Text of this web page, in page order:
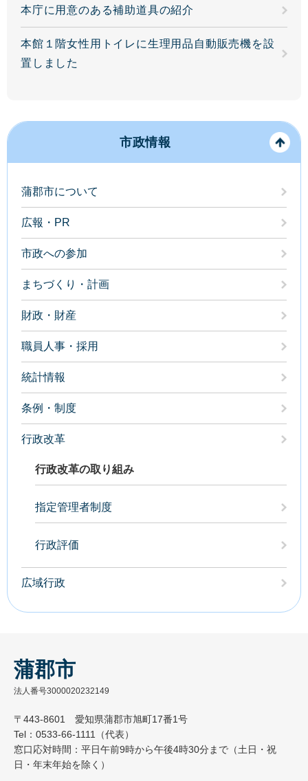
本庁に用意のある補助道具の紹介
本館１階女性用トイレに生理用品自動販売機を設
置しました
市政情報
蒲郡市について
広報・PR
市政への参加
まちづくり・計画
財政・財産
職員人事・採用
統計情報
条例・制度
行政改革
行政改革の取り組み
指定管理者制度
行政評価
広域行政
蒲郡市
法人番号3000020232149
〒443-8601 愛知県蒲郡市旭町17番1号
Tel：0533-66-1111（代表）
窓口応対時間：平日午前9時から午後4時30分まで（土日・祝
日・年末年始を除く）